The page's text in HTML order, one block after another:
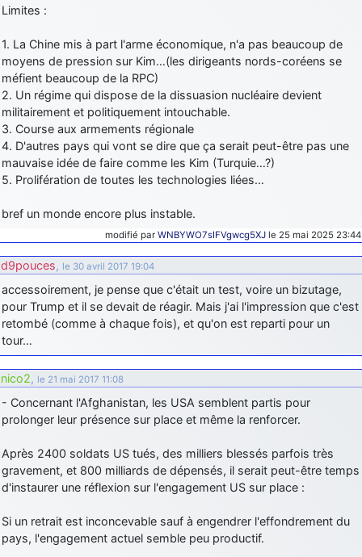
Limites :
1. La Chine mis à part l'arme économique, n'a pas beaucoup de
moyens de pression sur Kim…(les dirigeants nords-coréens se
méfient beaucoup de la RPC)
2. Un régime qui dispose de la dissuasion nucléaire devient
militairement et politiquement intouchable.
3. Course aux armements régionale
4. D'autres pays qui vont se dire que ça serait peut-être pas une
mauvaise idée de faire comme les Kim (Turquie…?)
5. Prolifération de toutes les technologies liées…
bref un monde encore plus instable.
modifié par WNBYWO7sIFVgwcg5XJ le 25 mai 2025 23:44
d9pouces, le 30 avril 2017 19:04
accessoirement, je pense que c'était un test, voire un bizutage,
pour Trump et il se devait de réagir. Mais j'ai l'impression que c'est
retombé (comme à chaque fois), et qu'on est reparti pour un
tour…
nico2, le 21 mai 2017 11:08
- Concernant l'Afghanistan, les USA semblent partis pour
prolonger leur présence sur place et même la renforcer.
Après 2400 soldats US tués, des milliers blessés parfois très
gravement, et 800 milliards de dépensés, il serait peut-être temps
d'instaurer une réflexion sur l'engagement US sur place :
Si un retrait est inconcevable sauf à engendrer l'effondrement du
pays, l'engagement actuel semble peu productif.